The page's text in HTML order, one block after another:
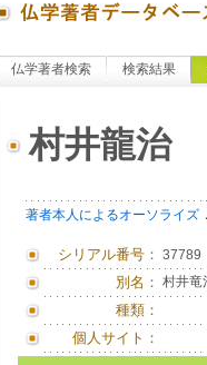
仏学著者検索 検索結果
村井龍治
著者本人によるオーソライズ．
シリアル番号： 37789
別名： 村井竜
種類：
個人サイト：